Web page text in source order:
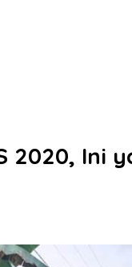
2020, Ini